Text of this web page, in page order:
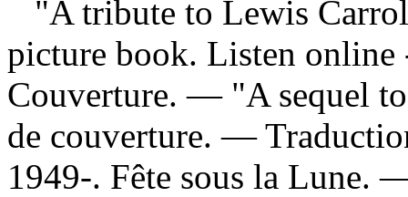
"A tribute to Lewis
picture book. Listen
Couverture. — "A sequel
de couverture. —
1949-. Fête sous la Lune.